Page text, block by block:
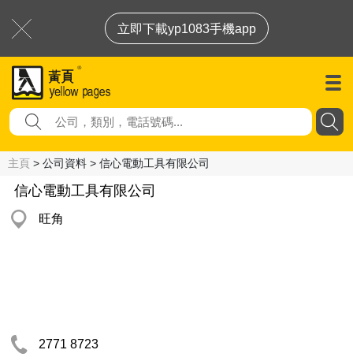
立即下載yp1083手機app
主頁 > 公司資料 > 信心電動工具有限公司
信心電動工具有限公司
旺角
2771 8723